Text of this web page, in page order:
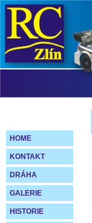
HOME
KONTAKT
DRÁHA
GALERIE
HISTORIE